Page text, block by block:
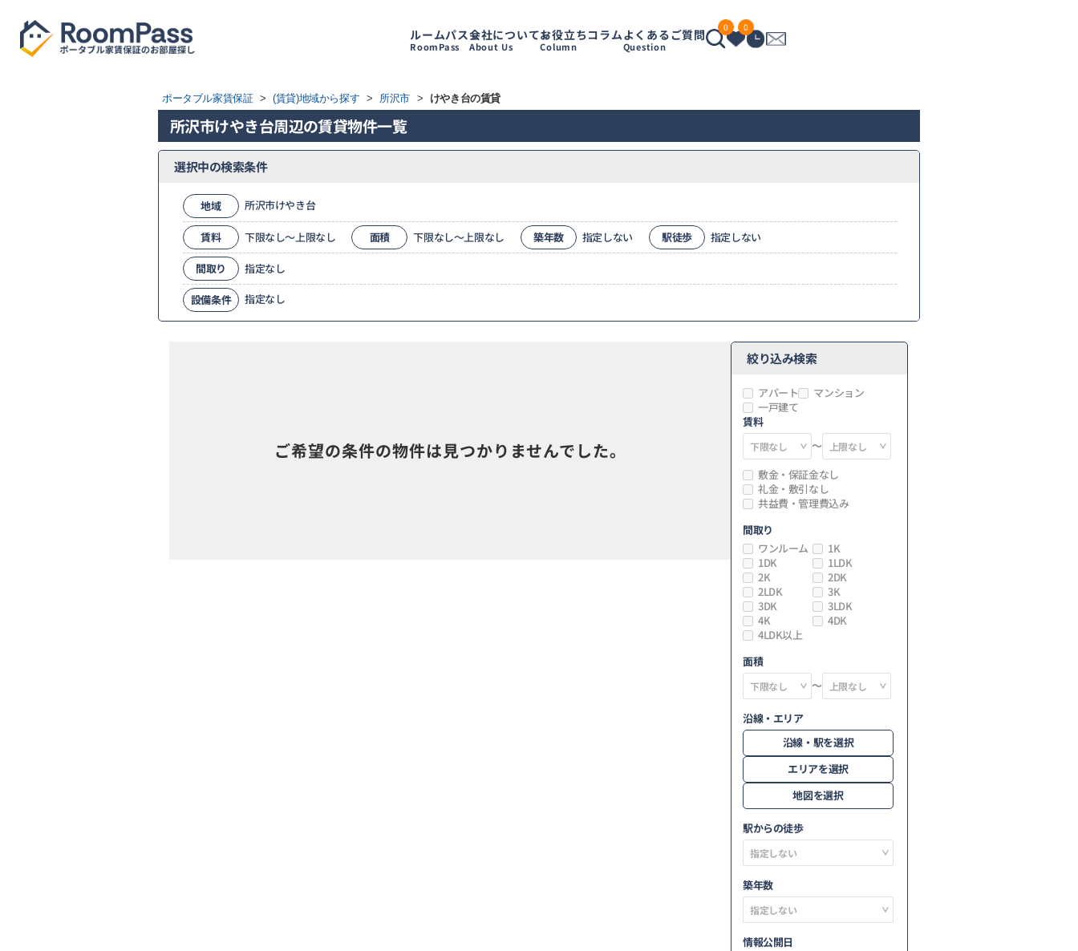
ルームパス
RoomPass
会社について
About Us
お役立ちコラム
Column
よくあるご質問
Question
0 0
ポータブル家賃保証 > (賃貸)地域から探す > 所沢市 > けやき台の賃貸
所沢市けやき台周辺の賃貸物件一覧
選択中の検索条件
地域 所沢市けやき台
賃料 下限なし～上限なし 面積 下限なし～上限なし 築年数 指定しない 駅徒歩 指定しない
間取り 指定なし
設備条件 指定なし
ご希望の条件の物件は見つかりませんでした。
絞り込み検索
アパート
マンション
一戸建て
賃料
～
敷金・保証金なし
礼金・敷引なし
共益費・管理費込み
間取り
ワンルーム
1K
1DK
1LDK
2K
2DK
2LDK
3K
3DK
3LDK
4K
4DK
4LDK以上
面積
～
沿線・エリア
沿線・駅を選択
エリアを選択
地図を選択
駅からの徒歩
築年数
情報公開日